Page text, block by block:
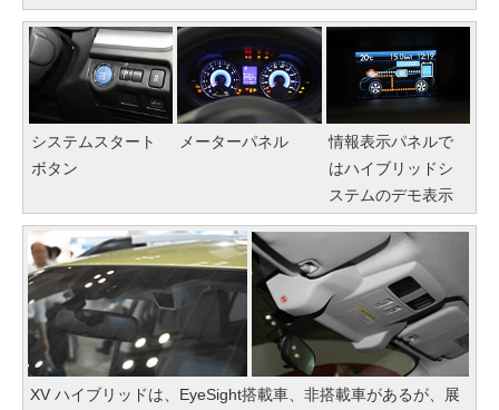
システムスタート
ボタン
メーターパネル
情報表示パネルで
はハイブリッドシ
ステムのデモ表示
XV ハイブリッドは、EyeSight搭載車、非搭載車があるが、展